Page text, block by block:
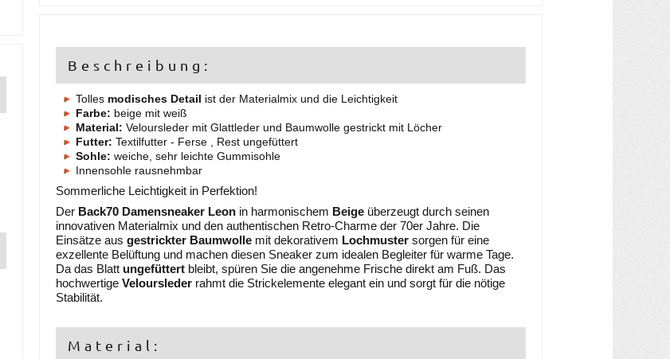
Beschreibung:
Tolles modisches Detail ist der Materialmix und die Leichtigkeit
Farbe: beige mit weiß
Material: Veloursleder mit Glattleder und Baumwolle gestrickt mit Löcher
Futter: Textilfutter - Ferse , Rest ungefüttert
Sohle: weiche, sehr leichte Gummisohle
Innensohle rausnehmbar
Sommerliche Leichtigkeit in Perfektion!
Der Back70 Damensneaker Leon in harmonischem Beige überzeugt durch seinen
innovativen Materialmix und den authentischen Retro-Charme der 70er Jahre. Die
Einsätze aus gestrickter Baumwolle mit dekorativem Lochmuster sorgen für eine
exzellente Belüftung und machen diesen Sneaker zum idealen Begleiter für warme Tage.
Da das Blatt ungefüttert bleibt, spüren Sie die angenehme Frische direkt am Fuß. Das
hochwertige Veloursleder rahmt die Strickelemente elegant ein und sorgt für die nötige
Stabilität.
Material: